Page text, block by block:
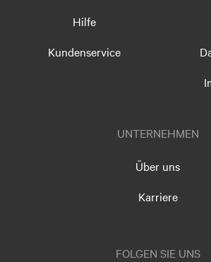
Hilfe
Kundenservice
UNTERNEHMEN
Über uns
Karriere
FOLGEN SIE UNS